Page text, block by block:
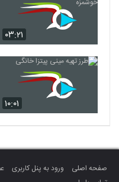
۰۳:۲۱
۱۰:۰۱
صفحه اصلی ورود به پنل کاربری